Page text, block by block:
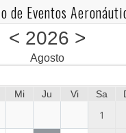
de Eventos
< 2026 >
Agosto
Mi Ju Vi Sa
1